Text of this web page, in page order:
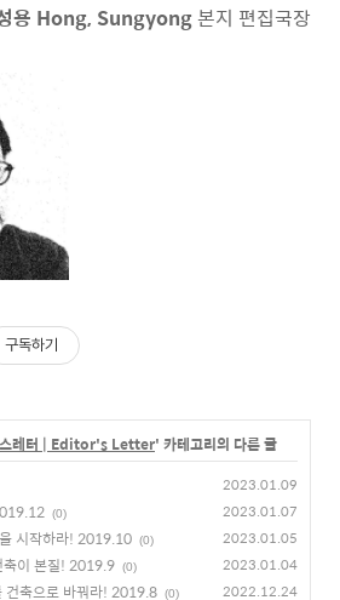
용 Hong, Sungyong본지 편집국장
구독하기
레터 | Editor's Letter' 카테고리의 다른 글
2023.01.09
(0) 2023.01.07
시작하라! 2019.10 (0) 2023.01.05
축이 본질! 2019.9 (0) 2023.01.04
건축으로 바꿔라! 2019.8 (0) 2022.12.24